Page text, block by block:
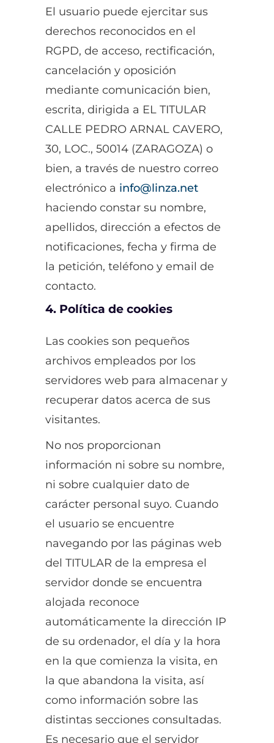
El usuario puede ejercitar sus
derechos reconocidos en el
RGPD, de acceso, rectificación,
cancelación y oposición
mediante comunicación bien,
escrita, dirigida a EL TITULAR
CALLE PEDRO ARNAL CAVERO,
30, LOC., 50014 (ZARAGOZA) o
bien, a través de nuestro correo
electrónico a info@linza.net
haciendo constar su nombre,
apellidos, dirección a efectos de
notificaciones, fecha y firma de
la petición, teléfono y email de
contacto.
4. Política de cookies
Las cookies son pequeños
archivos empleados por los
servidores web para almacenar y
recuperar datos acerca de sus
visitantes.
No nos proporcionan
información ni sobre su nombre,
ni sobre cualquier dato de
carácter personal suyo. Cuando
el usuario se encuentre
navegando por las páginas web
del TITULAR de la empresa el
servidor donde se encuentra
alojada reconoce
automáticamente la dirección IP
de su ordenador, el día y la hora
en la que comienza la visita, en
la que abandona la visita, así
como información sobre las
distintas secciones consultadas.
Es necesario que el servidor